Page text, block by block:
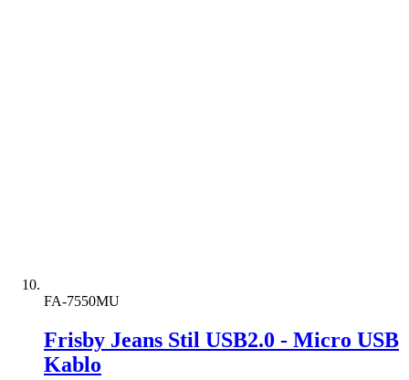
FA-7550MU
Frisby Jeans Stil USB2.0 - Micro USB
Kablo